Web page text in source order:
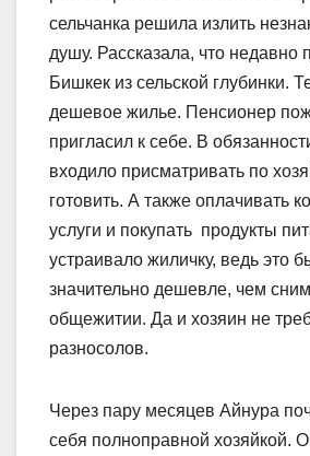
сельчанка решила излить
душу. Рассказала, что недавно
Бишкек из сельской глубинки.
дешевое жилье. Пенсионер
пригласил к себе. В
входило присматривать по
готовить. А также оплачивать
услуги и покупать продукты
устраивало жиличку, ведь это
значительно дешевле, чем
общежитии. Да и хозяин не
разносолов.
Через пару месяцев Айнура
себя полноправной хозяйкой.